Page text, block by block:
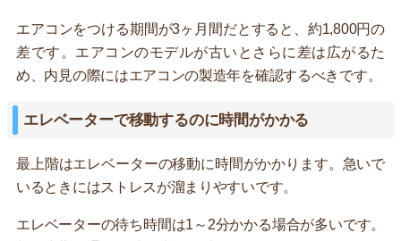
エアコンをつける期間が3ヶ月間だとすると、約1,800円の
差です。エアコンのモデルが古いとさらに差は広がるた
め、内見の際にはエアコンの製造年を確認するべきです。
エレベーターで移動するのに時間がかかる
最上階はエレベーターの移動に時間がかかります。急いで
いるときにはストレスが溜まりやすいです。
エレベーターの待ち時間は1～2分かかる場合が多いです。